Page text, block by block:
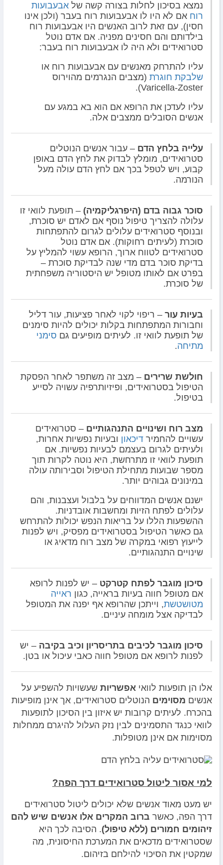
נמצא בסיכון לחלות בצורה קשה של אבעבועות
רוח אם לא היו לו אבעבועות רוח בעבר (ולכן אינו
חסין), עם זאת לרוב האנשים היו אבעבועות רוח
בילדותם והם חסינים מפניה. אם אדם נוטל
סטרואידים ולא היה לו אבעבועות רוח בעבר:
עליו להתרחק מאנשים עם אבעבועות רוח או
שלבקת חוגרת (מצבים הנגרמים מהוירוס
Varicella-Zoster).
עליו לעדכן את הרופא אם הוא בא במגע עם
אנשים הסובלים ממצבים אלה.
עלייה בלחץ הדם – עבור אנשים הנוטלים
סטרואידים, מומלץ לבדוק את לחץ הדם באופן
קבוע, ויש לטפל בכך אם לחץ הדם עולה מעל
הנורמה.
סוכר גבוה בדם (היפרגליקמיה) – תופעת לוואי זו
עלולה להצריך טיפול נוסף אם לאדם יש סוכרת,
ובנוסף סטרואידים עלולים לגרום להתפתחות
סוכרת (לעיתים רחוקות). אם אדם נוטל
סטרואידים לטווח ארוך, הרופא עשוי להמליץ על
בדיקת סוכר בדם מדי שנה לבדיקת סוכרת –
בפרט אם לאותו מטופל יש היסטוריה משפחתית
של סוכרת.
בעיות עור – ריפוי לקוי לאחר פציעות, עור דליל
וחבורות המתפתחות בקלות יכולים להיות סימנים
של תופעת לוואי זו. לעיתים מופיעים גם סימני
מתיחה.
חולשת שרירים – מצב זה משתפר לאחר הפסקת
הטיפול בסטרואידים, ופיזיותרפיה עשויה לסייע
בטיפול.
מצב רוח ושינויים התנהגותיים – סטרואידים
עשויים להחמיר דיכאון ובעיות נפשיות אחרות,
ולעיתים לגרום בעצמם לבעיות נפשיות. אם
תופעת לוואי זו מתרחשת, היא נוטה לקרות תוך
מספר שבועות מתחילת הטיפול וסבירותה עולה
במינונים גבוהים יותר.
ישנם אנשים המדווחים על בלבול ועצבנות, והם
עלולים לפתח הזיות ומחשבות אובדניות.
ההשפעות הללו על בריאות הנפש יכולות להתרחש
גם כאשר הטיפול בסטרואידים מפסיק, ויש לפנות
לייעוץ רפואי במקרה של מצב רוח מדאיג או
שינויים התנהגותיים.
סיכון מוגבר לפתח קטרקט – יש לפנות לרופא
אם מטופל חווה בעיות בראייה, כגון ראייה
מטושטשת, וייתכן שהרופא אף יפנה את המטופל
לבדיקה אצל מומחה עיניים.
סיכון מוגבר לכיבים בתריסריון וכיב בקיבה – יש
לפנות לרופא אם מטופל חווה כאבי עיכול או בטן.
אלו הן תופעות לוואי אפשריות שעשויות להשפיע על
אנשים מסוימים הנוטלים סטרואידים, אך אינן מופיעות
בהכרח. לעיתים קרובות יש איזון בין הסיכון לתופעות
לוואי כנגד התסמינים לבין נזק העלול להיגרם ממחלות
מסוימות אם אינן מטופלות.
למי אסור ליטול סטרואידים דרך הפה?
יש מעט מאוד אנשים שלא יכולים ליטול סטרואידים
דרך הפה, כאשר ברוב המקרים אלו אנשים שיש להם
זיהומים חמורים (ללא טיפול). הסיבה לכך היא
שסטרואידים מדכאים את המערכת החיסונית, מה
שמקטין את הסיכוי להילחם בזיהום.